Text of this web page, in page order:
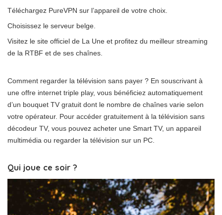
Téléchargez PureVPN sur l’appareil de votre choix.
Choisissez le serveur belge.
Visitez le site officiel de La Une et profitez du meilleur streaming
de la RTBF et de ses chaînes.
Comment regarder la télévision sans payer ? En souscrivant à
une offre internet triple play, vous bénéficiez automatiquement
d’un bouquet TV gratuit dont le nombre de chaînes varie selon
votre opérateur. Pour accéder gratuitement à la télévision sans
décodeur TV, vous pouvez acheter une Smart TV, un appareil
multimédia ou regarder la télévision sur un PC.
Qui joue ce soir ?